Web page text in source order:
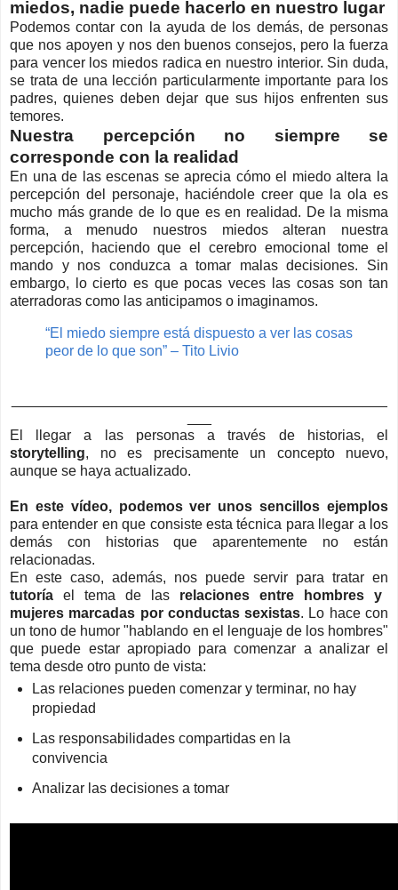
miedos, nadie puede hacerlo en nuestro lugar
Podemos contar con la ayuda de los demás, de personas
que nos apoyen y nos den buenos consejos, pero la fuerza
para vencer los miedos radica en nuestro interior. Sin duda,
se trata de una lección particularmente importante para los
padres, quienes deben dejar que sus hijos enfrenten sus
temores.
Nuestra percepción no siempre se
corresponde con la realidad
En una de las escenas se aprecia cómo el miedo altera la
percepción del personaje, haciéndole creer que la ola es
mucho más grande de lo que es en realidad. De la misma
forma, a menudo nuestros miedos alteran nuestra
percepción, haciendo que el cerebro emocional tome el
mando y nos conduzca a tomar malas decisiones. Sin
embargo, lo cierto es que pocas veces las cosas son tan
aterradoras como las anticipamos o imaginamos.
“El miedo siempre está dispuesto a ver las cosas
peor de lo que son” – Tito Livio
El llegar a las personas a través de historias, el
storytelling, no es precisamente un concepto nuevo,
aunque se haya actualizado.
En este vídeo, podemos ver unos sencillos ejemplos
para entender en que consiste esta técnica para llegar a los
demás con historias que aparentemente no están
relacionadas.
En este caso, además, nos puede servir para tratar en
tutoría el tema de las relaciones entre hombres y
mujeres marcadas por conductas sexistas. Lo hace con
un tono de humor "hablando en el lenguaje de los hombres"
que puede estar apropiado para comenzar a analizar el
tema desde otro punto de vista:
Las relaciones pueden comenzar y terminar, no hay
propiedad
Las responsabilidades compartidas en la
convivencia
Analizar las decisiones a tomar